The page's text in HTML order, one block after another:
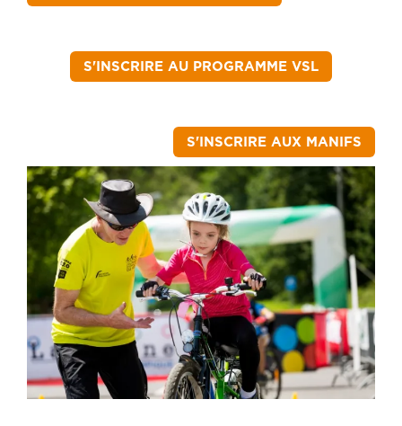
S'INSCRIRE AU PROGRAMME VSL
S'INSCRIRE AUX MANIFS